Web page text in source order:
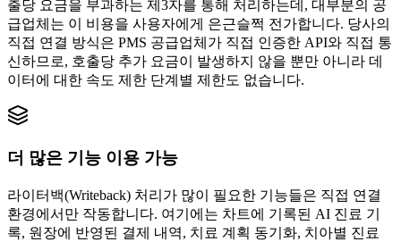
출당 요금을 부과하는 제3자를 통해 처리하는데, 대부분의 공
급업체는 이 비용을 사용자에게 은근슬쩍 전가합니다. 당사의
직접 연결 방식은 PMS 공급업체가 직접 인증한 API와 직접 통
신하므로, 호출당 추가 요금이 발생하지 않을 뿐만 아니라 데
이터에 대한 속도 제한 단계별 제한도 없습니다.
더 많은 기능 이용 가능
라이터백(Writeback) 처리가 많이 필요한 기능들은 직접 연결
환경에서만 작동합니다. 여기에는 차트에 기록된 AI 진료 기
록, 원장에 반영된 결제 내역, 치료 계획 동기화, 치아별 진료